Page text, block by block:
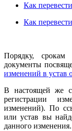
Как
Как
Порядку, срокам
документы
изменений в устав
В настоящей же
регистрации
изменений). По
или устав вы
данного изменения.